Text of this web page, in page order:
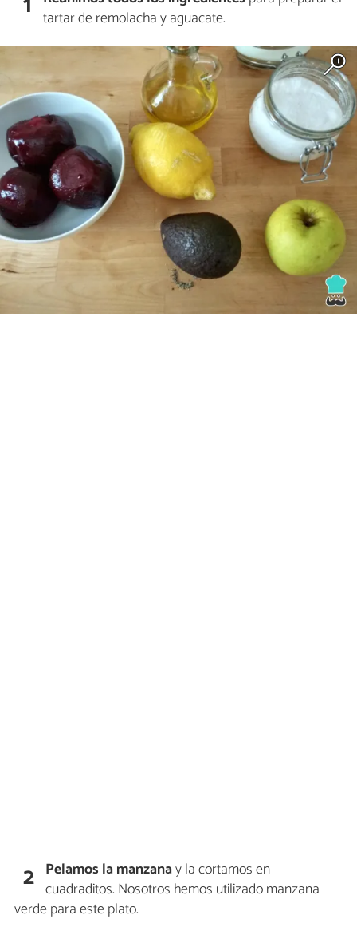
tartar de remolacha y aguacate.
2 Pelamos la manzanay la cortamos en
cuadraditos. Nosotros hemos utilizado manzana
verde para este plato.